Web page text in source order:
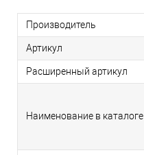
Производитель
Артикул
Расширенный артикул
Наименование в каталоге